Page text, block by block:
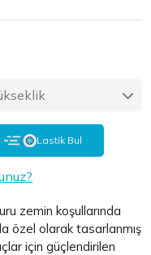
Lastik Bul
zemin koşullarında
özel olarak tasarlanmış
için güçlendirilen